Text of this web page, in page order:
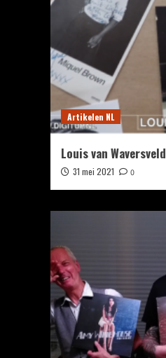
Artikelen NL
Louis van Waversveld
31 mei 2021 0